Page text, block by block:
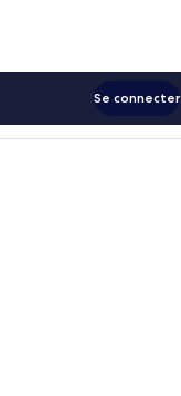
Se connecter